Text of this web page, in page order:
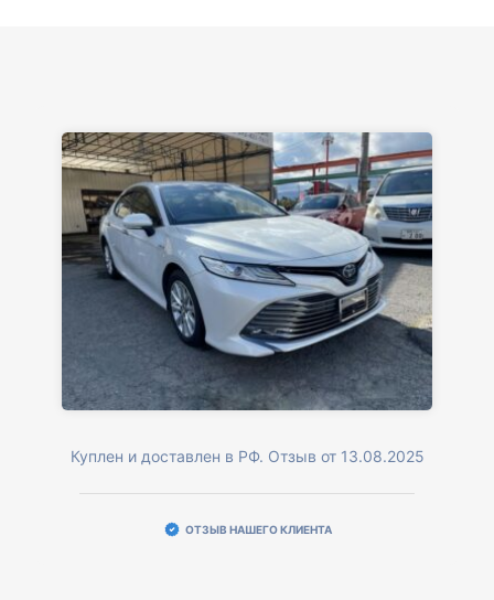
Куплен и доставлен в РФ. Отзыв от 13.08.2025
ОТЗЫВ НАШЕГО КЛИЕНТА